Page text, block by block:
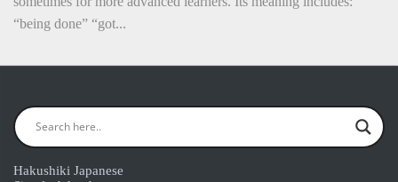
“being done” “got...
Hakushiki Japanese